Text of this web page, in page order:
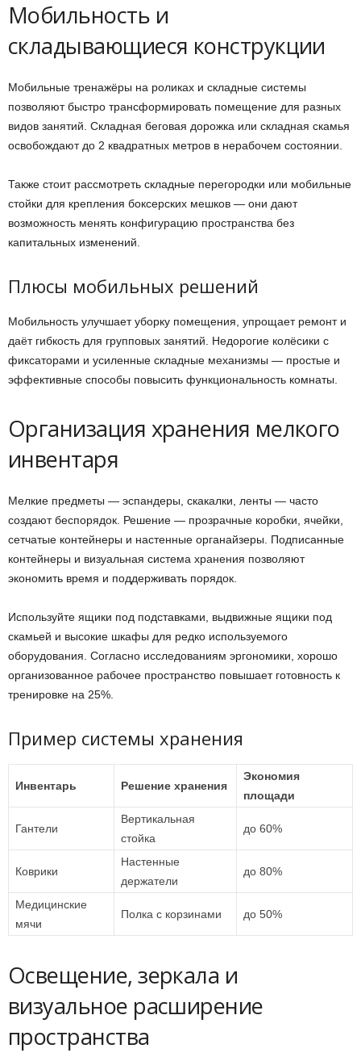
Мобильность и
складывающиеся конструкции
Мобильные тренажёры на роликах и складные системы
позволяют быстро трансформировать помещение для разных
видов занятий. Складная беговая дорожка или складная скамья
освобождают до 2 квадратных метров в нерабочем состоянии.
Также стоит рассмотреть складные перегородки или мобильные
стойки для крепления боксерских мешков — они дают
возможность менять конфигурацию пространства без
капитальных изменений.
Плюсы мобильных решений
Мобильность улучшает уборку помещения, упрощает ремонт и
даёт гибкость для групповых занятий. Недорогие колёсики с
фиксаторами и усиленные складные механизмы — простые и
эффективные способы повысить функциональность комнаты.
Организация хранения мелкого
инвентаря
Мелкие предметы — эспандеры, скакалки, ленты — часто
создают беспорядок. Решение — прозрачные коробки, ячейки,
сетчатые контейнеры и настенные органайзеры. Подписанные
контейнеры и визуальная система хранения позволяют
экономить время и поддерживать порядок.
Используйте ящики под подставками, выдвижные ящики под
скамьей и высокие шкафы для редко используемого
оборудования. Согласно исследованиям эргономики, хорошо
организованное рабочее пространство повышает готовность к
тренировке на 25%.
Пример системы хранения
Инвентарь Решение хранения
Экономия
площади
Гантели
Вертикальная
стойка
до 60%
Коврики
Настенные
держатели
до 80%
Медицинские
мячи
Полка с корзинами до 50%
Освещение, зеркала и
визуальное расширение
пространства